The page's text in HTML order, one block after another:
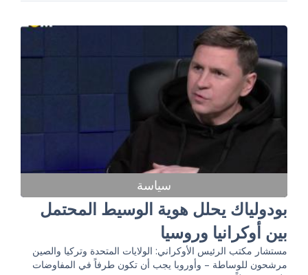
سياسة
بودولياك يحلل هوية الوسيط المحتمل
بين أوكرانيا وروسيا
مستشار مكتب الرئيس الأوكراني: الولايات المتحدة وتركيا والصين
مرشحون للوساطة – وأوروبا يجب أن تكون طرفاً في المفاوضات